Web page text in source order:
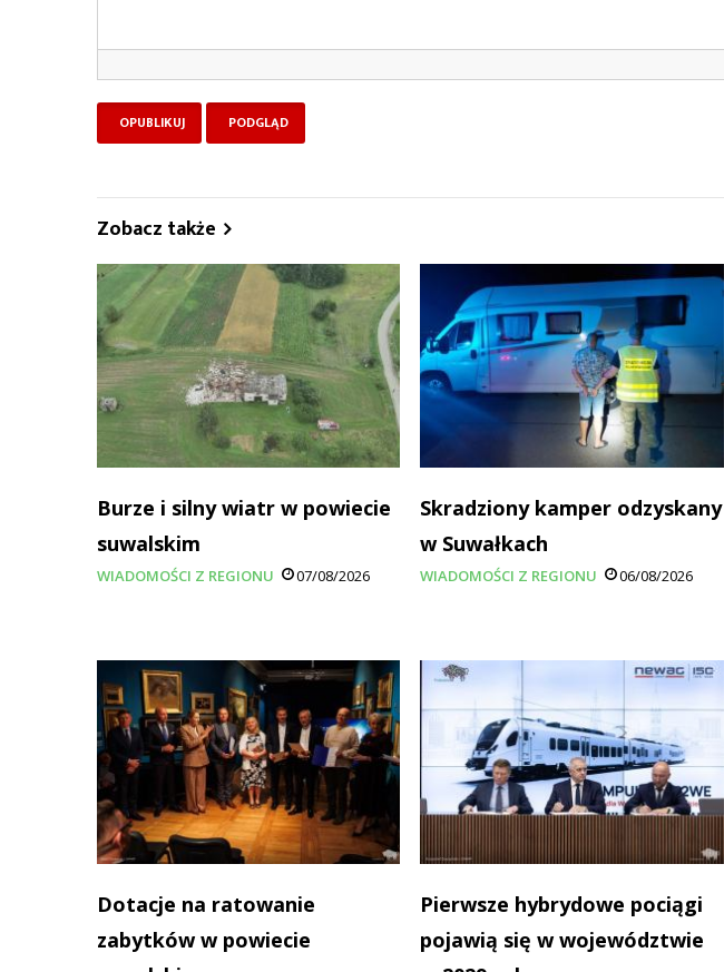
Zobacz także
Burze i silny wiatr w powiecie
suwalskim
WIADOMOŚCI Z REGIONU 07/08/2026
Skradziony kamper odzyskany
w Suwałkach
WIADOMOŚCI Z REGIONU 06/08/2026
Dotacje na ratowanie
zabytków w powiecie
Pierwsze hybrydowe pociągi
pojawią się w województwie